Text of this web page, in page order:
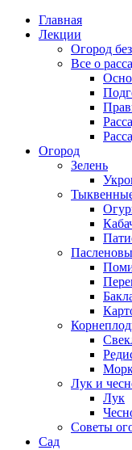
Главная
Лекции
Огород
Все о
Огород
Зелень
Лук и
Лук
Советы
Сад